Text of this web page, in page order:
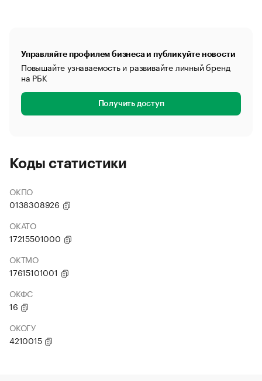
Управляйте профилем бизнеса и публикуйте новости
Повышайте узнаваемость и развивайте личный бренд
на РБК
Получить доступ
Коды статистики
ОКПО
0138308926
ОКАТО
17215501000
ОКТМО
17615101001
ОКФС
16
ОКОГУ
4210015